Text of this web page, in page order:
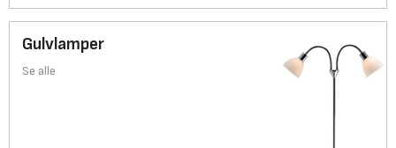
Gulvlamper
Se alle